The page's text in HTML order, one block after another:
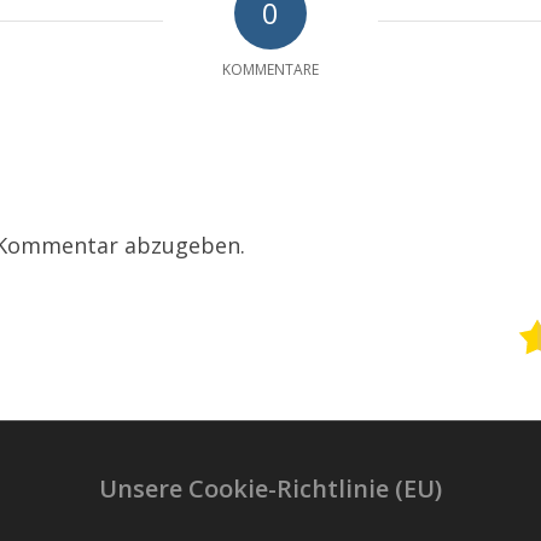
0
KOMMENTARE
abzugeben.
Unsere Cookie-Richtlinie (EU)